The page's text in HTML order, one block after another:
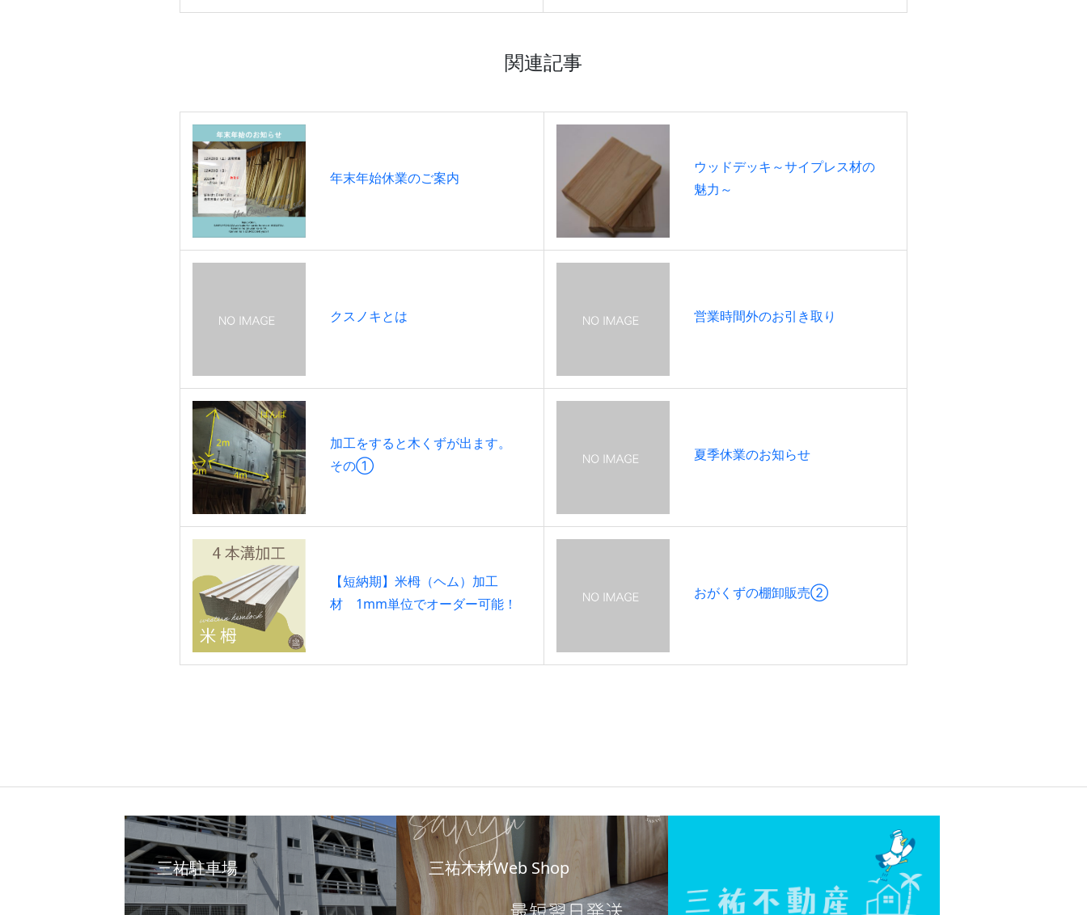
関連記事
年末年始休業のご案内
ウッドデッキ～サイプレス材の
魅力～
クスノキとは 営業時間外のお引き取り
加工をすると木くずが出ます。
その①
夏季休業のお知らせ
【短納期】米栂（ヘム）加工
材 1mm単位でオーダー可能！
おがくずの棚卸販売②
三祐駐車場 三祐木材Web Shop